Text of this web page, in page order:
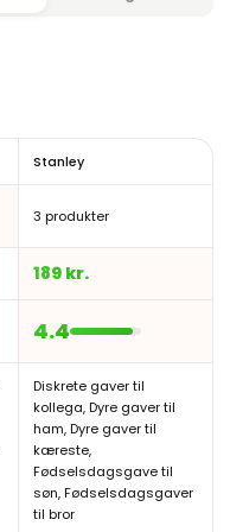
Stanley
3 produkter
189 kr.
4.4
Diskrete gaver til
kollega, Dyre gaver til
ham, Dyre gaver til
kæreste,
Fødselsdagsgave til
søn, Fødselsdagsgaver
til bror